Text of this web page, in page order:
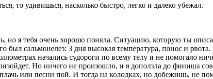
то удивишься, насколько быстро, легко и далеко убежал.
я тебя очень хорошо поняла. Ситуацию, которую ты
был сальмонелез: 3 дня высокая температура, понос и
начались судороги по всему телу и не помогало
Но ничего не произошло, и я доползла до финиша
или песни пой. И тогда на колодках, но добежишь, не